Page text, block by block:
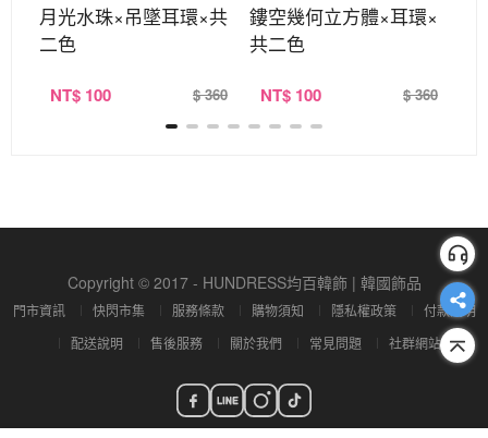
月光水珠×吊墜耳環×共
二色
NT$ 100 $ 360
鏤空幾何立方體×耳環×
共二色
NT$ 100 $ 360
Copyright © 2017 - HUNDRESS均百韓飾 | 韓國飾品
門市資訊 快閃市集 服務條款 購物須知 隱私權政策
付款說明
配送說明
售後服務 關於我們 常見問題 社群網站